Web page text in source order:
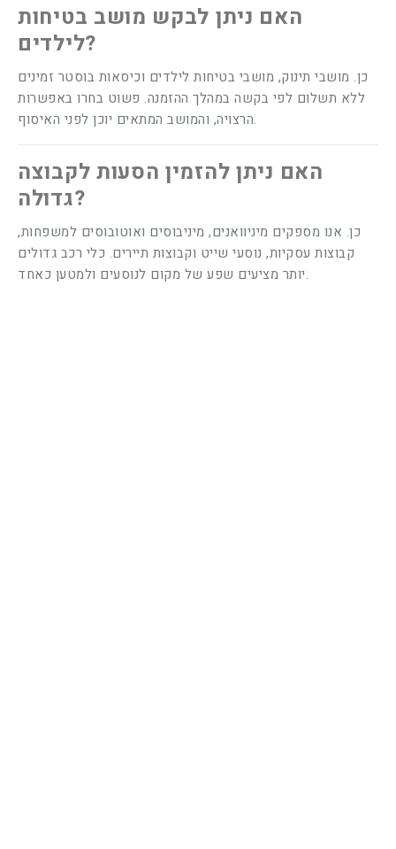
האם ניתן לבקש מושב בטיחות
לילדים?
כן. מושבי תינוק, מושבי בטיחות לילדים וכיסאות בוסטר זמינים
ללא תשלום לפי בקשה במהלך ההזמנה. פשוט בחרו באפשרות
הרצויה, והמושב המתאים יוכן לפני האיסוף.
האם ניתן להזמין הסעות לקבוצה
גדולה?
כן. אנו מספקים מיניוואנים, מיניבוסים ואוטובוסים למשפחות,
קבוצות עסקיות, נוסעי שייט וקבוצות תיירים. כלי רכב גדולים
יותר מציעים שפע של מקום לנוסעים ולמטען כאחד.